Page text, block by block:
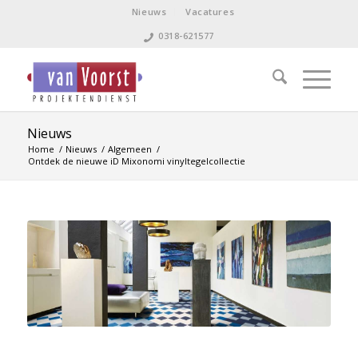
Nieuws
Vacatures
0318-621577
Nieuws
Home / Nieuws / Algemeen /
Ontdek de nieuwe iD Mixonomi vinyltegelcollectie